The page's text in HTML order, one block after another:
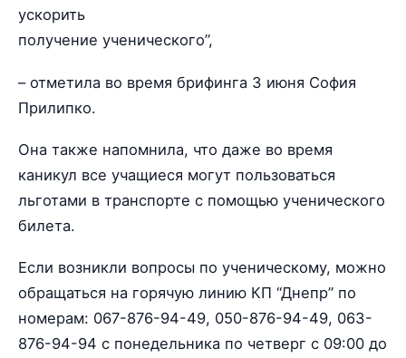
ускорить
получение ученического”,
– отметила во время брифинга 3 июня София
Прилипко.
Она также напомнила, что даже во время
каникул все учащиеся могут пользоваться
льготами в транспорте с помощью ученического
билета.
Если возникли вопросы по ученическому, можно
обращаться на горячую линию КП “Днепр” по
номерам: 067-876-94-49, 050-876-94-49, 063-
876-94-94 с понедельника по четверг с 09:00 до